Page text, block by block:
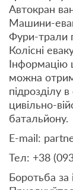
Автокран
Машини-
Фури-трали
Колісні
Інформацію
можна
підрозділу
цивільно-
батальйону.
E-mail:
Тел: +38
Боротьба за